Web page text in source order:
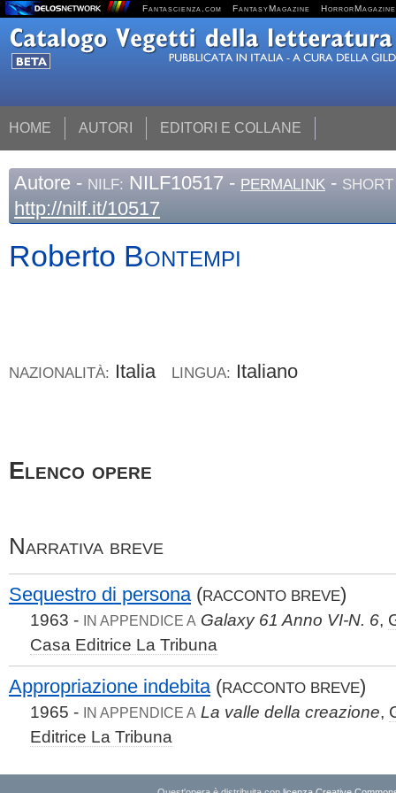
Fantascienza.com FantasyMagazine HorrorMagazine
HOME AUTORI EDITORI E COLLANE
Autore - NILF: NILF10517 - PERMALINK -
http://nilf.it/10517
Roberto Bontempi
NAZIONALITÀ: Italia LINGUA: Italiano
Elenco opere
Narrativa breve
Sequestro di persona(RACCONTO BREVE)
1963 - IN APPENDICE A Galaxy 61 Anno VI-N. 6,
Casa Editrice La Tribuna
Appropriazione indebita (RACCONTO BREVE)
1965 - IN APPENDICE A La valle della creazione,
Editrice La Tribuna